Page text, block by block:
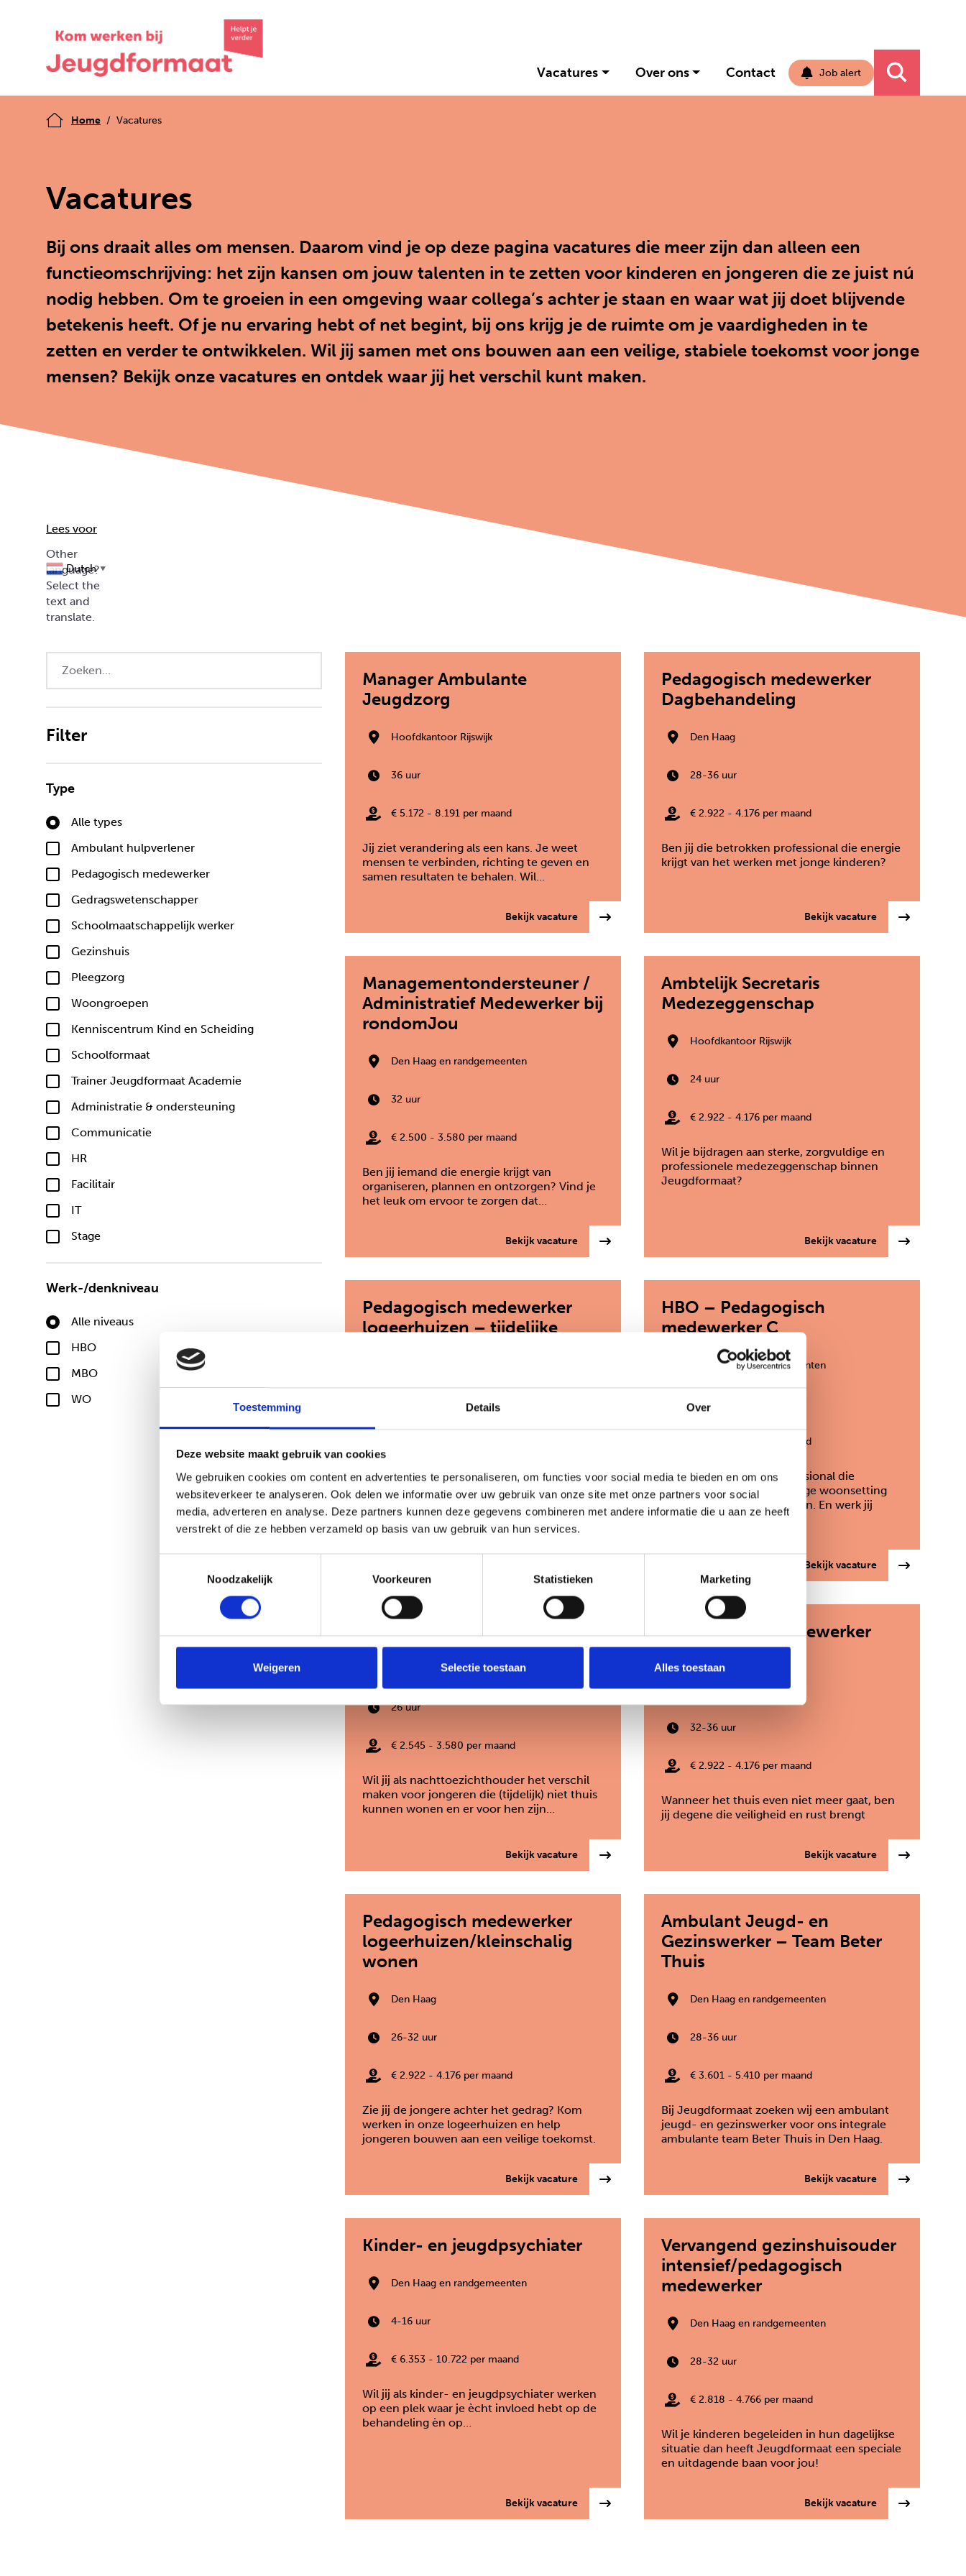
Toestemming Details Over
Deze website maakt gebruik van cookies
We gebruiken cookies om content en advertenties te personaliseren, om functies voor social media te bieden en om ons
websiteverkeer te analyseren. Ook delen we informatie over uw gebruik van onze site met onze partners voor social
media, adverteren en analyse. Deze partners kunnen deze gegevens combineren met andere informatie die u aan ze heeft
verstrekt of die ze hebben verzameld op basis van uw gebruik van hun services.
Noodzakelijk
Voorkeuren Statistieken Marketing
Weigeren Selectie toestaan Alles toestaan
Home Vacatures
Vacatures
Bij ons draait alles om mensen. Daarom vind je op deze pagina vacatures die meer zijn dan alleen een
functieomschrijving: het zijn kansen om jouw talenten in te zetten voor kinderen en jongeren die ze juist nú
nodig hebben. Om te groeien in een omgeving waar collega’s achter je staan en waar wat jij doet blijvende
betekenis heeft. Of je nu ervaring hebt of net begint, bij ons krijg je de ruimte om je vaardigheden in te
zetten en verder te ontwikkelen. Wil jij samen met ons bouwen aan een veilige, stabiele toekomst voor jonge
mensen? Bekijk onze vacatures en ontdek waar jij het verschil kunt maken.
Lees voor
Dutch ▼
Filter
Type
Alle types
Ambulant hulpverlener
Pedagogisch medewerker
Gedragswetenschapper
Schoolmaatschappelijk werker
Gezinshuis
Pleegzorg
Woongroepen
Kenniscentrum Kind en Scheiding
Schoolformaat
Trainer Jeugdformaat Academie
Administratie & ondersteuning
Communicatie
HR
Facilitair
IT
Stage
Werk-/denkniveau
Alle niveaus
HBO
MBO
WO
Manager Ambulante
Jeugdzorg
Hoofdkantoor Rijswijk
36 uur
€ 5.172 - 8.191 per maand
Jij ziet verandering als een kans. Je weet
mensen te verbinden, richting te geven en
samen resultaten te behalen. Wil…
Bekijk vacature
Pedagogisch medewerker
Dagbehandeling
Den Haag
28-36 uur
€ 2.922 - 4.176 per maand
Ben jij die betrokken professional die energie
krijgt van het werken met jonge kinderen?
Bekijk vacature
Managementondersteuner /
Administratief Medewerker bij
rondomJou
Den Haag en randgemeenten
32 uur
€ 2.500 - 3.580 per maand
Ben jij iemand die energie krijgt van
organiseren, plannen en ontzorgen? Vind je
het leuk om ervoor te zorgen dat…
Bekijk vacature
Ambtelijk Secretaris
Medezeggenschap
Hoofdkantoor Rijswijk
24 uur
€ 2.922 - 4.176 per maand
Wil je bijdragen aan sterke, zorgvuldige en
professionele medezeggenschap binnen
Jeugdformaat?
Bekijk vacature
Pedagogisch medewerker
logeerhuizen – tijdelijke
Den Haag
Zie jij de jongere achter het gedrag? Kom
werken in onze logeerhuizen en help
jongeren bouwen aan een veilige toekomst.
: Pedagogisch medewerker logeerhuizen – tijdelijke functie
HBO – Pedagogisch
medewerker C
Den Haag en randgemeenten
32-36 uur
€ 2.922 - 4.176 per maand
Ben jij de betrokken professional die
jongeren in een kleinschalige woonsetting
verder helpt met zijn doelen. En werk jij
graag…
Bekijk vacature
Nachttoezichthouder
26 uur
€ 2.545 - 3.580 per maand
Wil jij als nachttoezichthouder het verschil
maken voor jongeren die (tijdelijk) niet thuis
kunnen wonen en er voor hen zijn…
Bekijk vacature
Pedagogisch medewerker
crisisopvang
Zoetermeer
32-36 uur
€ 2.922 - 4.176 per maand
Wanneer het thuis even niet meer gaat, ben
jij degene die veiligheid en rust brengt
Bekijk vacature
Pedagogisch medewerker
logeerhuizen/kleinschalig
wonen
Den Haag
26-32 uur
€ 2.922 - 4.176 per maand
Zie jij de jongere achter het gedrag? Kom
werken in onze logeerhuizen en help
jongeren bouwen aan een veilige toekomst.
Bekijk vacature
Ambulant Jeugd- en
Gezinswerker – Team Beter
Thuis
Den Haag en randgemeenten
28-36 uur
€ 3.601 - 5.410 per maand
Bij Jeugdformaat zoeken wij een ambulant
jeugd- en gezinswerker voor ons integrale
ambulante team Beter Thuis in Den Haag.
Bekijk vacature
Kinder- en jeugdpsychiater
Den Haag en randgemeenten
4-16 uur
€ 6.353 - 10.722 per maand
Wil jij als kinder- en jeugdpsychiater werken
op een plek waar je ècht invloed hebt op de
behandeling èn op…
Bekijk vacature
Vervangend gezinshuisouder
intensief/pedagogisch
medewerker
Den Haag en randgemeenten
28-32 uur
€ 2.818 - 4.766 per maand
Wil je kinderen begeleiden in hun dagelijkse
situatie dan heeft Jeugdformaat een speciale
en uitdagende baan voor jou!
Bekijk vacature
Vacatures Over ons Contact Job alert